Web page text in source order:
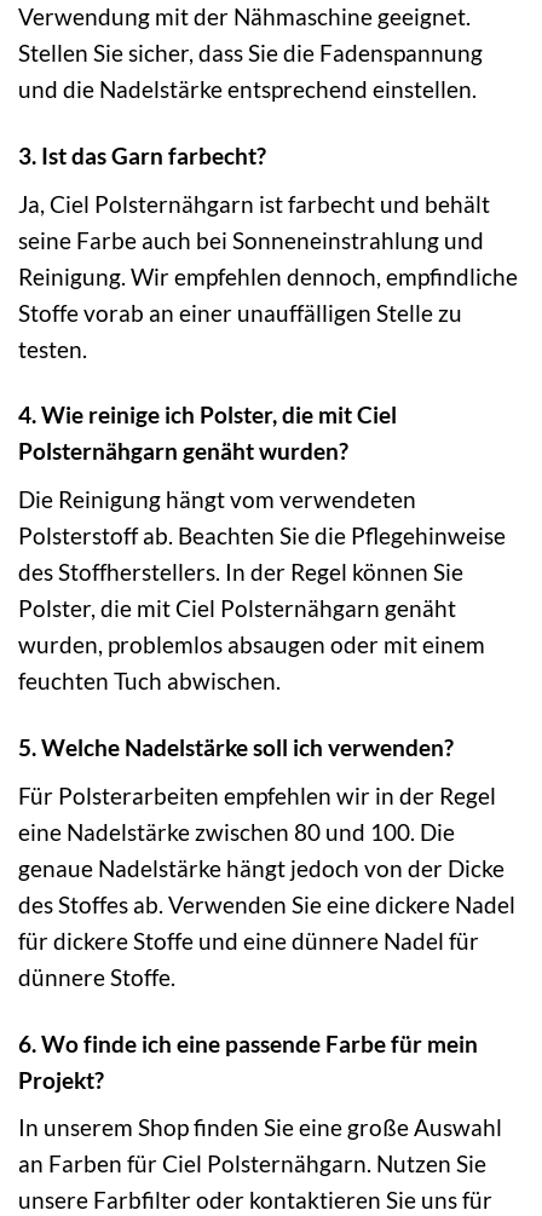
Verwendung mit der Nähmaschine geeignet.
Stellen Sie sicher, dass Sie die Fadenspannung
und die Nadelstärke entsprechend einstellen.
3. Ist das Garn farbecht?
Ja, Ciel Polsternähgarn ist farbecht und behält
seine Farbe auch bei Sonneneinstrahlung und
Reinigung. Wir empfehlen dennoch, empfindliche
Stoffe vorab an einer unauffälligen Stelle zu
testen.
4. Wie reinige ich Polster, die mit Ciel
Polsternähgarn genäht wurden?
Die Reinigung hängt vom verwendeten
Polsterstoff ab. Beachten Sie die Pflegehinweise
des Stoffherstellers. In der Regel können Sie
Polster, die mit Ciel Polsternähgarn genäht
wurden, problemlos absaugen oder mit einem
feuchten Tuch abwischen.
5. Welche Nadelstärke soll ich verwenden?
Für Polsterarbeiten empfehlen wir in der Regel
eine Nadelstärke zwischen 80 und 100. Die
genaue Nadelstärke hängt jedoch von der Dicke
des Stoffes ab. Verwenden Sie eine dickere Nadel
für dickere Stoffe und eine dünnere Nadel für
dünnere Stoffe.
6. Wo finde ich eine passende Farbe für mein
Projekt?
In unserem Shop finden Sie eine große Auswahl
an Farben für Ciel Polsternähgarn. Nutzen Sie
unsere Farbfilter oder kontaktieren Sie uns für